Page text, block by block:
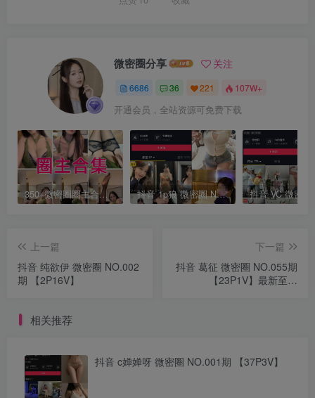
微密圈分享 关注
6686 36 221 107W+
开通会员，全站资源可免费下载
350+微密圈圈主合集打包下载 持续更新中 抖音 1p狼 微密圈 NO.002期 【22P1V】（失效勿购）
上一篇
抖音 纯欲伊 微密圈 NO.002
期 【2P16V】
下一篇
抖音 葛征 微密圈 NO.055期
【23P1V】最新至：
相关推荐
抖音 c婵婵呀 微密圈 NO.001期 【37P3V】